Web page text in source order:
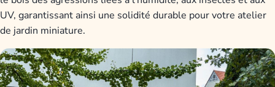
UV, garantissant ainsi une solidité durable pour votre atelier
de jardin miniature.